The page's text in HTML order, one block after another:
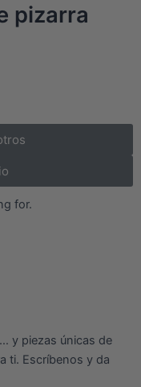
pizarra
for.
y piezas únicas de
ti. Escríbenos y da